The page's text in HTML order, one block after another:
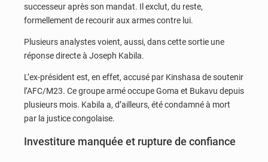
successeur après son mandat. Il exclut, du reste,
formellement de recourir aux armes contre lui.
Plusieurs analystes voient, aussi, dans cette sortie une
réponse directe à Joseph Kabila.
L’ex-président est, en effet, accusé par Kinshasa de soutenir
l’AFC/M23. Ce groupe armé occupe Goma et Bukavu depuis
plusieurs mois. Kabila a, d’ailleurs, été condamné à mort
par la justice congolaise.
Investiture manquée et rupture de confiance